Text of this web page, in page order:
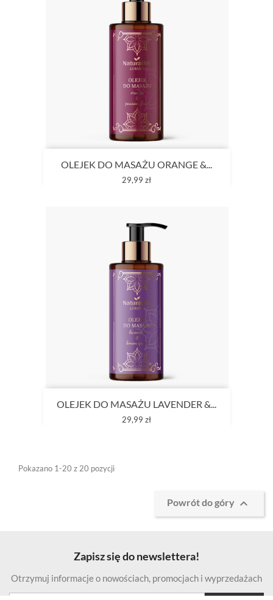
OLEJEK DO MASAŻU ORANGE &...
Cena
29,99 zł
OLEJEK DO MASAŻU LAVENDER &...
Cena
29,99 zł
Pokazano 1-20 z 20 pozycji
Powrót do góry 
Zapisz się do newslettera!
Otrzymuj informacje o nowościach, promocjach i wyprzedażach